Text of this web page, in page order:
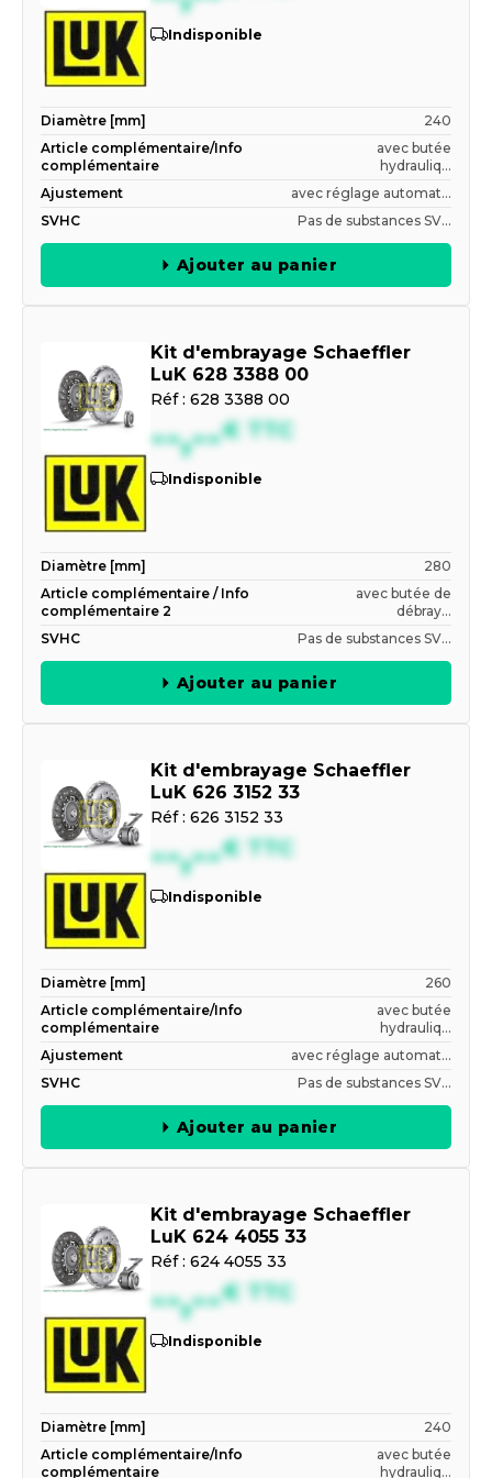
Indisponible
Diamètre [mm]
240
Article complémentaire/Info
complémentaire
avec butée
hydrauliq...
Ajustement
avec réglage automat...
SVHC
Pas de substances SV...
Ajouter au panier
Kit d'embrayage Schaeffler
LuK 628 3388 00
Réf : 628 3388 00
--,--€ TTC
Indisponible
Diamètre [mm]
280
Article complémentaire / Info
complémentaire 2
avec butée de
débray...
SVHC
Pas de substances SV...
Ajouter au panier
Kit d'embrayage Schaeffler
LuK 626 3152 33
Réf : 626 3152 33
--,--€ TTC
Indisponible
Diamètre [mm]
260
Article complémentaire/Info
complémentaire
avec butée
hydrauliq...
Ajustement
avec réglage automat...
SVHC
Pas de substances SV...
Ajouter au panier
Kit d'embrayage Schaeffler
LuK 624 4055 33
Réf : 624 4055 33
--,--€ TTC
Indisponible
Diamètre [mm]
240
Article complémentaire/Info
complémentaire
avec butée
hydrauliq...